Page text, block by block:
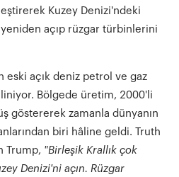
Kuzey Denizi'ndeki
açıp rüzgar türbinlerini
eski açık deniz petrol ve gaz
Bölgede üretim, 2000'li
göstererek zamanla dünyanın
biri hâline geldi. Truth
Trump, "Birleşik Krallık çok
Denizi'ni açın. Rüzgar